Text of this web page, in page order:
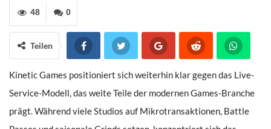
0
48
Teilen
Kinetic Games positioniert sich weiterhin klar gegen das Live-
Service-Modell, das weite Teile der modernen Games-Branche
prägt. Während viele Studios auf Mikrotransaktionen, Battle